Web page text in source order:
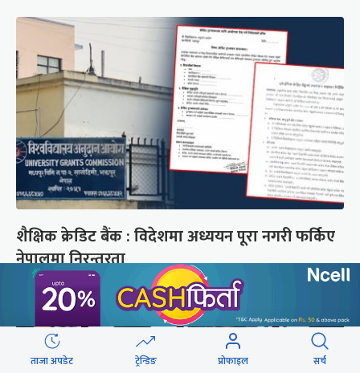
शैक्षिक क्रेडिट बैंक : विदेशमा अध्ययन पूरा नगरी फर्किए
नेपालमा निरन्तरता
ताजा अपडेट ट्रेन्डिङ प्रोफाइल सर्च